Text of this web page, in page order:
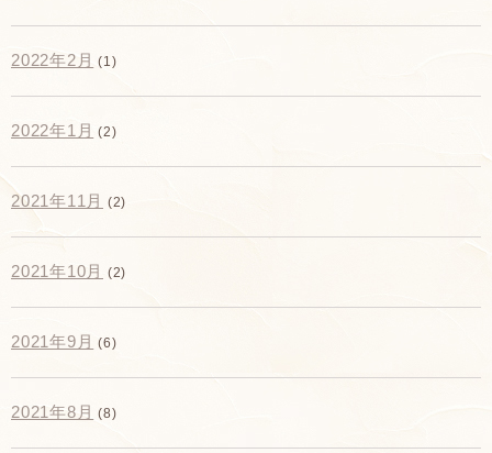
2022年2月 (1)
2022年1月 (2)
2021年11月 (2)
2021年10月 (2)
2021年9月 (6)
2021年8月 (8)